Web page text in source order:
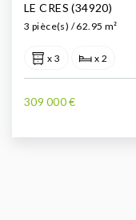
LE CRES (34920)
3 pièce(s) / 62.95 m²
x 3 x 2
309 000 €